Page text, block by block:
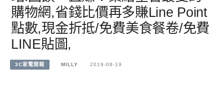
購物網,省錢比價再多賺Line Point
點數,現金折抵/免費美食餐卷/免費
LINE貼圖,
3C家電開箱 MILLY 2019-08-19